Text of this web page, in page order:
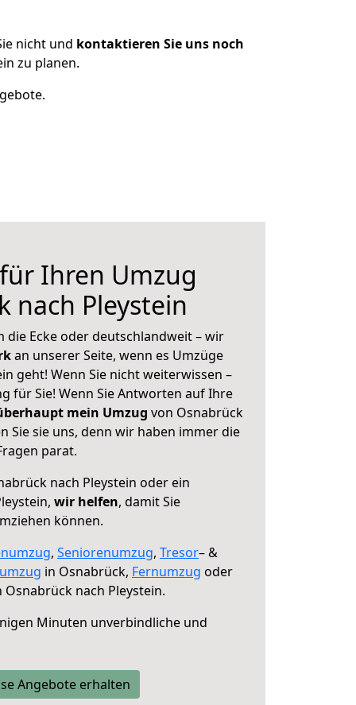
nicht und kontaktieren Sie uns noch
zu planen.
Ihren Umzug
nach Pleystein
die Ecke oder deutschlandweit – wir
an unserer Seite, wenn es Umzüge
geht! Wenn Sie nicht weiterwissen –
für Sie! Wenn Sie Antworten auf Ihre
mein Umzug von Osnabrück
Sie sie uns, denn wir haben immer die
parat.
nach Pleystein oder ein
wir helfen, damit Sie
können.
, Seniorenumzug, Tresor– &
in Osnabrück, Fernumzug oder
nach Pleystein.
Minuten unverbindliche und
Angebote erhalten